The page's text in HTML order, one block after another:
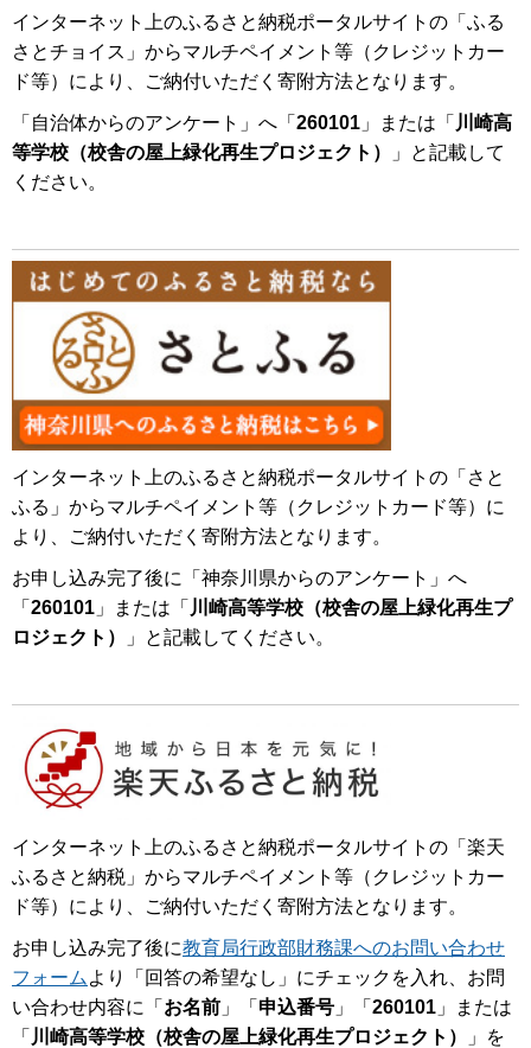
インターネット上のふるさと納税ポータルサイトの「ふる
さとチョイス」からマルチペイメント等（クレジットカー
ド等）により、ご納付いただく寄附方法となります。
「自治体からのアンケート」へ「 260101 」または「 川崎高
等学校（校舎の屋上緑化再生プロジェクト）
」と記載して
ください。
インターネット上のふるさと納税ポータルサイトの「さと
ふる」からマルチペイメント等（クレジットカード等）に
より、ご納付いただく寄附方法となります。
お申し込み完了後に「神奈川県からのアンケート」へ
「 260101 」または「 川崎高等学校（校舎の屋上緑化再生プ
ロジェクト）
」と記載してください。
インターネット上のふるさと納税ポータルサイトの「楽天
ふるさと納税」からマルチペイメント等（クレジットカー
ド等）により、ご納付いただく寄附方法となります。
お申し込み完了後に教育局行政部財務課へのお問い合わせ
フォーム より「回答の希望なし」にチェックを入れ、お問
い合わせ内容に「 お名前 」「 申込番号 」「 260101 」または
「 川崎高等学校（校舎の屋上緑化再生プロジェクト）
」を